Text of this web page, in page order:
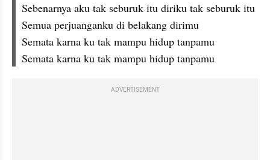
Sebenarnya aku tak seburuk itu diriku tak seburuk itu
Semua perjuanganku di belakang dirimu
Semata karna ku tak mampu hidup tanpamu
Semata karna ku tak mampu hidup tanpamu
ADVERTISEMENT